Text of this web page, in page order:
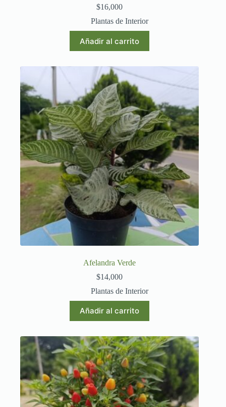
$16,000
Plantas de Interior
Añadir al carrito
Afelandra Verde
$14,000
Plantas de Interior
Añadir al carrito